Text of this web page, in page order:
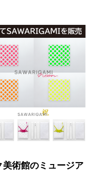
美術館のミュージア